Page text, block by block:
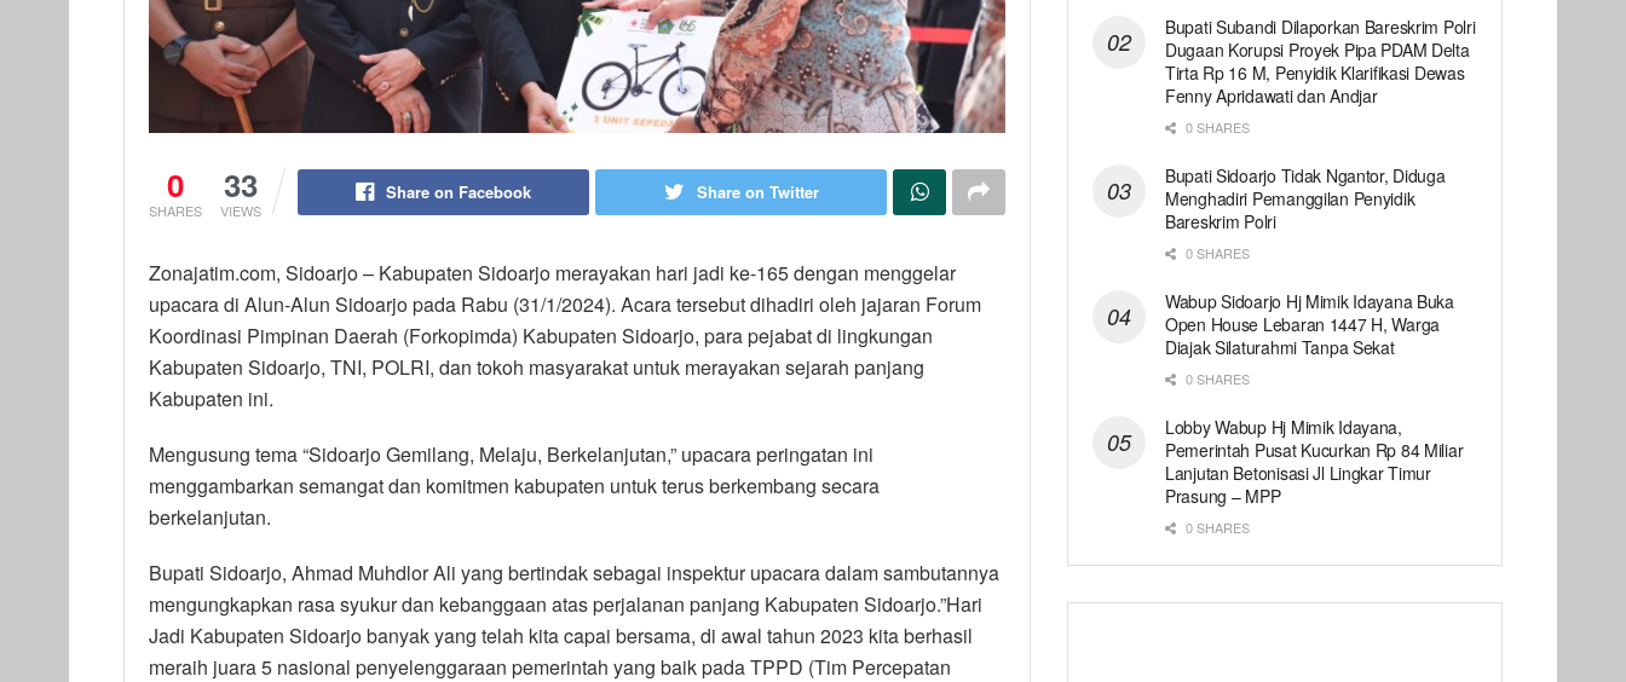
0
SHARES
33
VIEWS
Share on Facebook Share on Twitter
Zonajatim.com, Sidoarjo – Kabupaten Sidoarjo merayakan hari jadi ke-165 dengan menggelar
upacara di Alun-Alun Sidoarjo pada Rabu (31/1/2024). Acara tersebut dihadiri oleh jajaran Forum
Koordinasi Pimpinan Daerah (Forkopimda) Kabupaten Sidoarjo, para pejabat di lingkungan
Kabupaten Sidoarjo, TNI, POLRI, dan tokoh masyarakat untuk merayakan sejarah panjang
Kabupaten ini.
Mengusung tema “Sidoarjo Gemilang, Melaju, Berkelanjutan,” upacara peringatan ini
menggambarkan semangat dan komitmen kabupaten untuk terus berkembang secara
berkelanjutan.
Bupati Sidoarjo, Ahmad Muhdlor Ali yang bertindak sebagai inspektur upacara dalam sambutannya
mengungkapkan rasa syukur dan kebanggaan atas perjalanan panjang Kabupaten Sidoarjo.”Hari
Jadi Kabupaten Sidoarjo banyak yang telah kita capai bersama, di awal tahun 2023 kita berhasil
meraih juara 5 nasional penyelenggaraan pemerintah yang baik pada TPPD (Tim Percepatan
Bupati Subandi Dilaporkan Bareskrim Polri
Dugaan Korupsi Proyek Pipa PDAM Delta
Tirta Rp 16 M, Penyidik Klarifikasi Dewas
Fenny Apridawati dan Andjar
0 SHARES
Bupati Sidoarjo Tidak Ngantor, Diduga
Menghadiri Pemanggilan Penyidik
Bareskrim Polri
0 SHARES
Wabup Sidoarjo Hj Mimik Idayana Buka
Open House Lebaran 1447 H, Warga
Diajak Silaturahmi Tanpa Sekat
0 SHARES
Lobby Wabup Hj Mimik Idayana,
Pemerintah Pusat Kucurkan Rp 84 Miliar
Lanjutan Betonisasi Jl Lingkar Timur
Prasung – MPP
0 SHARES